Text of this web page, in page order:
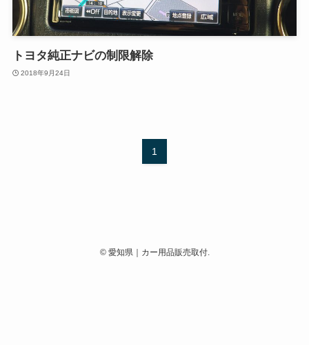
トヨタ純正ナビの制限解除
2018年9月24日
1
©愛知県｜カー用品販売取付.